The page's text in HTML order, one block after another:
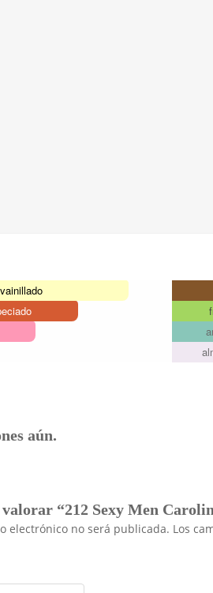
aún.
“212 Sexy Men
electrónico no será publicada. Los